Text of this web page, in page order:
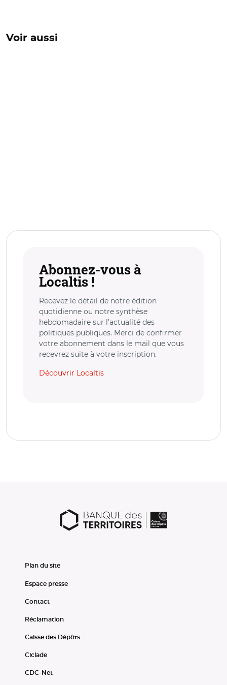
Voir aussi
Abonnez-vous à
Localtis !
Recevez le détail de notre édition
quotidienne ou notre synthèse
hebdomadaire sur l’actualité des
politiques publiques. Merci de confirmer
votre abonnement dans le mail que vous
recevrez suite à votre inscription.
Découvrir Localtis
Plan du site
Espace presse
Contact
Réclamation
Caisse des Dépôts
Ciclade
CDC-Net